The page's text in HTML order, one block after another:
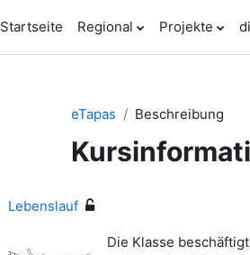
Startseite Regional Projekte
eTapas Beschreibung
Lebenslauf
Die Klasse